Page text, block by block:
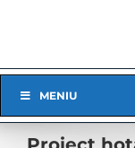
Navigation
MENIU